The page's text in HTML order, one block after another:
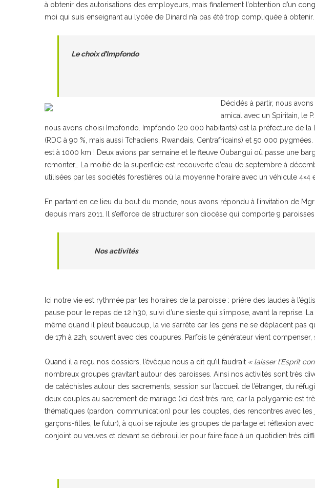
à obtenir des autorisations des employeurs, mais finalement l’obtention d’un
moi qui suis enseignant au lycée de Dinard n’a pas été trop compliquée à obtenir.
Le choix d’Impfondo
Décidés à partir, nous
amical avec un Spiritain, le
nous avons choisi Impfondo. Impfondo (20 000 habitants) est la préfecture de
(RDC à 90 %, mais aussi Tchadiens, Rwandais, Centrafricains) et 50 000
est à 1000 km ! Deux avions par semaine et le fleuve Oubangui où passe une
remonter… La moitié de la superficie est recouverte d’eau de septembre à
utilisées par les sociétés forestières où la moyenne horaire avec un véhicule
En partant en ce lieu du bout du monde, nous avons répondu à l’invitation de
depuis mars 2011. Il s’efforce de structurer son diocèse qui comporte 9
Nos activités
Ici notre vie est rythmée par les horaires de la paroisse : prière des laudes à
pause pour le repas de 12 h30, suivi d’une sieste qui s’impose, avant la reprise.
même quand il pleut beaucoup, la vie s’arrête car les gens ne se déplacent pas
de 17h à 22h, souvent avec des coupures. Parfois le générateur vient
Quand il a reçu nos dossiers, l’évêque nous a dit qu’il faudrait « laisser l’Esprit
nombreux groupes gravitant autour des paroisses. Ainsi nos activités sont très
de catéchistes autour des sacrements, session sur l’accueil de l’étranger, du
deux couples au sacrement de mariage (ici c’est très rare, car la polygamie
thématiques (pardon, communication) pour les couples, des rencontres avec
garçons-filles, le futur), à quoi se rajoute les groupes de partage et réflexion
conjoint ou veuves et devant se débrouiller pour faire face à un quotidien très